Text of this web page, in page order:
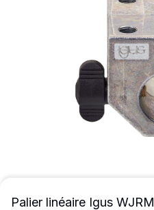
Palier linéaire Igus WJRM